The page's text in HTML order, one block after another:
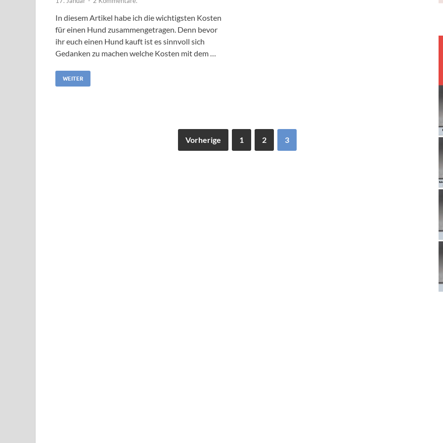
In diesem Artikel habe ich die wichtigsten Kosten
für einen Hund zusammengetragen. Denn bevor
ihr euch einen Hund kauft ist es sinnvoll sich
Gedanken zu machen welche Kosten mit dem …
WEITER
Vorherige 1 2 3